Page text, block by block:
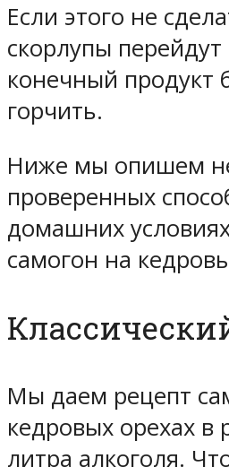
Если этого не
скорлупы
конечный продукт
горчить.
Ниже мы опишем
проверенных
домашних
самогон на
Мы даем рецепт
кедровых орехах в
литра алкоголя.